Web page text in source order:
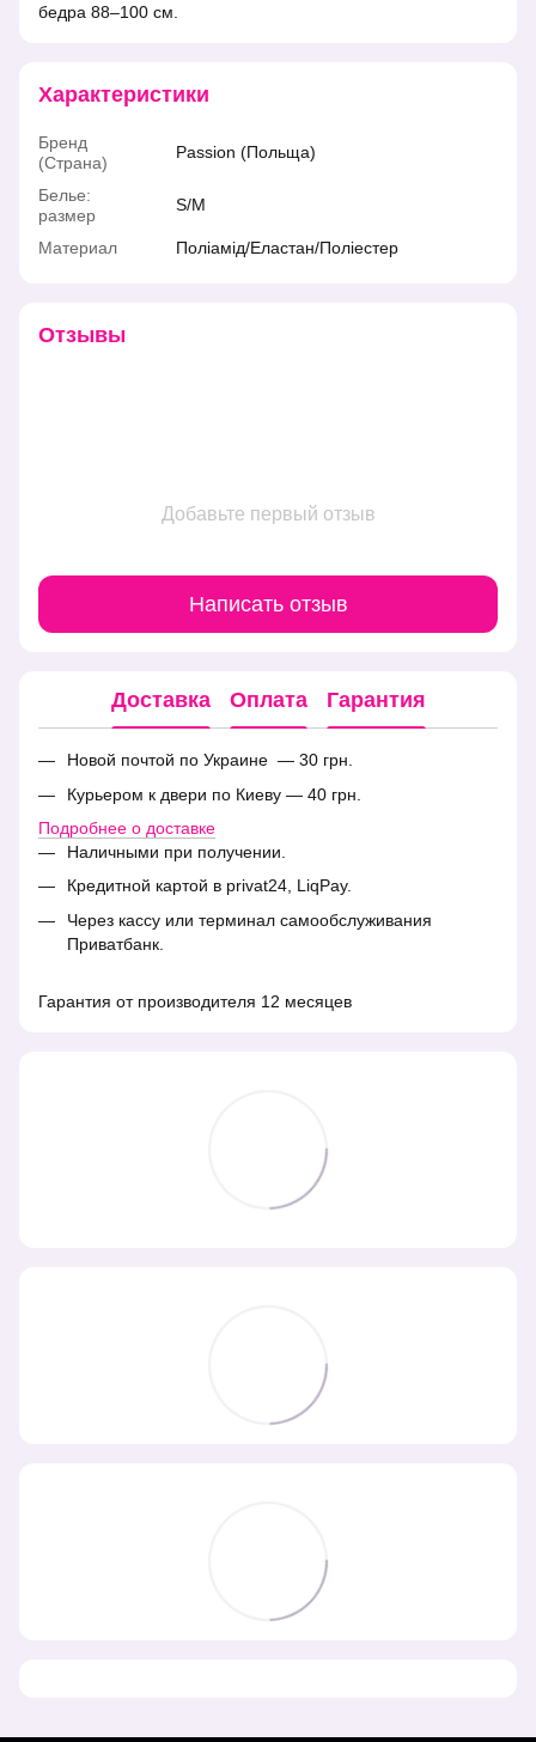
бедра 88–100 см.
Характеристики
Бренд
(Страна)
Passion (Польща)
Белье:
размер
S/M
Материал Поліамід/Еластан/Поліестер
Отзывы
Добавьте первый отзыв
Написать отзыв
Доставка Оплата Гарантия
Новой почтой по Украине — 30 грн.
Курьером к двери по Киеву — 40 грн.
Подробнее о доставке
Наличными при получении.
Кредитной картой в privat24, LiqPay.
Через кассу или терминал самообслуживания
Приватбанк.
Гарантия от производителя 12 месяцев